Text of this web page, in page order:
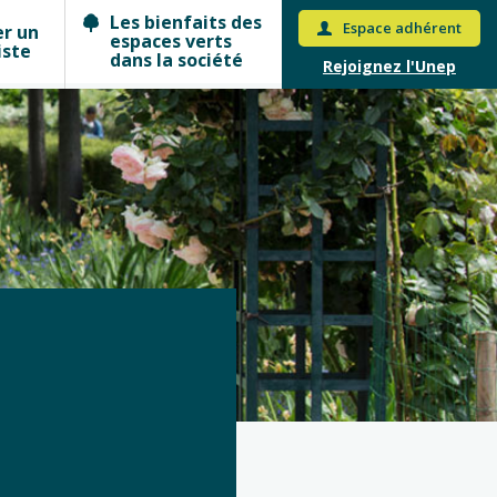
un Les bienfaits des
espaces verts
dans la société
Espace adhérent
Rejoignez l'Unep